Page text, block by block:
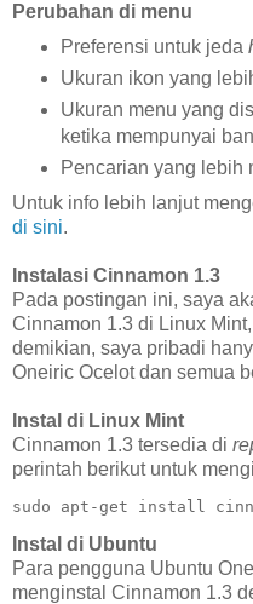
Perubahan di menu
Preferensi untuk jeda
Ukuran ikon yang
Ukuran menu yang
ketika mempunyai
Pencarian yang lebih
Untuk info lebih lanjut
di sini.
Instalasi Cinnamon 1.3
Pada postingan ini, saya
Cinnamon 1.3 di Linux
demikian, saya pribadi
Oneiric Ocelot dan semua
Instal di Linux Mint
Cinnamon 1.3 tersedia di
perintah berikut untuk
sudo apt-get install
Instal di Ubuntu
Para pengguna Ubuntu
menginstal Cinnamon 1.3